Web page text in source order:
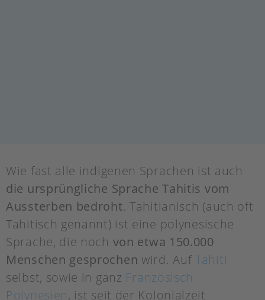
Wie fast alle indigenen Sprachen ist auch
die ursprüngliche Sprache Tahitis vom
Aussterben bedroht. Tahitianisch (auch oft
Tahitisch genannt) ist eine polynesische
Sprache, die noch von etwa 150.000
Menschen gesprochen wird. AufTahiti
selbst, sowie in ganz Französisch
Polynesien, ist seit der Kolonialzeit